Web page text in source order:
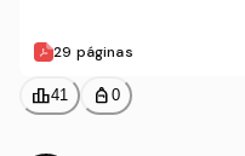
29 páginas
leaderboard41 personal_bag 0